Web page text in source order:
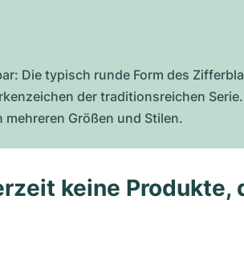
Die typisch runde Form des
der traditionsreichen
Größen und Stilen.
keine Produkte,